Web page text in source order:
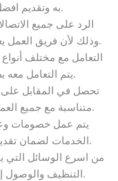
به وتقديم افضل الخدمات.
الرد على جميع
وذلك لأن فريق العمل يعمل على مدار اليوم.
التعامل مع مختلف
يتم التعامل معه بطريقة مختلفة.
تحصل في المقابل على
متناسبة مع جميع العملاء وعلى الخدمات.
يتم عمل خصومات
الخدمات لضمان تقديم افضل الخدمات.
من اسرع الوسائل التي
التنظيف والوصول إلى افضل النتائج.